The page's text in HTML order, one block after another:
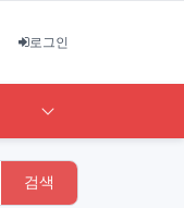
로그인
검색